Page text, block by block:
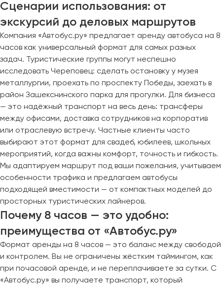
Сценарии использования: от
экскурсий до деловых маршрутов
Компания «Автобус.ру» предлагает аренду автобуса на 8
часов как универсальный формат для самых разных
задач. Туристические группы могут неспешно
исследовать Череповец: сделать остановку у музея
металлургии, проехать по проспекту Победы, заехать в
район Зашекснинского парка для прогулки. Для бизнеса
— это надёжный транспорт на весь день: трансферы
между офисами, доставка сотрудников на корпоратив
или отраслевую встречу. Частные клиенты часто
выбирают этот формат для свадеб, юбилеев, школьных
мероприятий, когда важны комфорт, точность и гибкость.
Мы адаптируем маршрут под ваши пожелания, учитываем
особенности трафика и предлагаем автобусы
подходящей вместимости — от компактных моделей до
просторных туристических лайнеров.
Почему 8 часов — это удобно:
преимущества от «Автобус.ру»
Формат аренды на 8 часов — это баланс между свободой
и контролем. Вы не ограничены жёстким таймингом, как
при почасовой аренде, и не переплачиваете за сутки. С
«Автобус.ру» вы получаете транспорт, который